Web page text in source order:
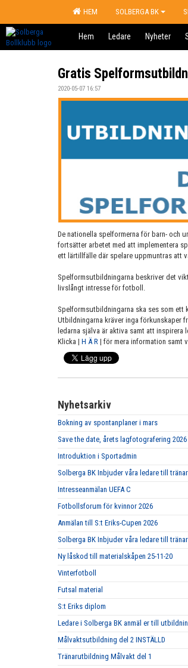
HEM SOLBERGA BK
Hem Ledare Nyheter
Gratis
2020-05-07 16:57
De nationella spelformerna för barn- och
fortsätter arbetet med att implementera
ett lärtillfälle där spelare uppmuntras att
Spelformsutbildningarna beskriver det
livslångt intresse för fotboll.
Spelformsutbildningarna ska ses som
Utbildningarna kräver inga förkunskaper
ledarna själva är aktiva samt att
Klicka | H Ä R | för mera information samt
Nyhetsarkiv
Bokning av spontanplaner i mars
Save the date, årets lagfotografering 2026
Introduktion i Sportadmin
Solberga BK Inbjuder våra ledare till
Intresseanmälan UEFA C
Fotbollsforum för kvinnor 2026
Anmälan till S:t Eriks-Cupen 2026
Solberga BK Inbjuder våra ledare till
Ny låskod till materialskåpen 25-11-20
Vinterfotboll
Futsal material
S:t Eriks diplom
Ledare i Solberga BK anmäl er till
Målvaktsutbildning del 2 INSTÄLLD
Tränarutbildning Målvakt del 1